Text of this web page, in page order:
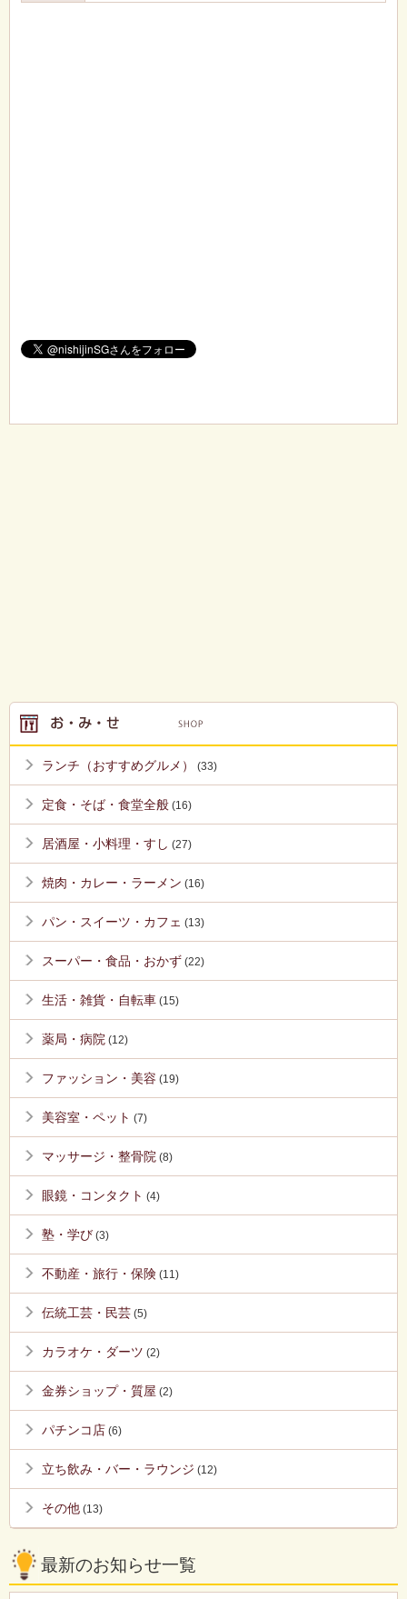
ランチ（おすすめグルメ） (33)
定食・そば・食堂全般 (16)
居酒屋・小料理・すし (27)
焼肉・カレー・ラーメン (16)
パン・スイーツ・カフェ (13)
スーパー・食品・おかず (22)
生活・雑貨・自転車 (15)
薬局・病院 (12)
ファッション・美容 (19)
美容室・ペット (7)
マッサージ・整骨院 (8)
眼鏡・コンタクト (4)
塾・学び (3)
不動産・旅行・保険 (11)
伝統工芸・民芸 (5)
カラオケ・ダーツ (2)
金券ショップ・質屋 (2)
パチンコ店 (6)
立ち飲み・バー・ラウンジ (12)
その他 (13)
最新のお知らせ一覧